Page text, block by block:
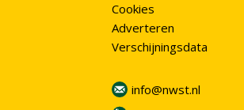
Cookies
Adverteren
Verschijningsdata
info@nwst.nl